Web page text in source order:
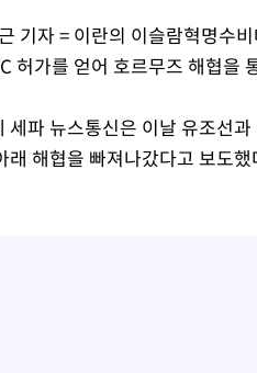
기자 = 이란의 이슬람혁명수
허가를 얻어 호르무즈 해협을
세파 뉴스통신은 이날 유조선
래 해협을 빠져나갔다고 보도했